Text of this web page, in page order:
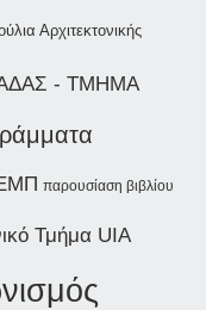
Αρχιτεκτονικής
- ΤΜΗΜΑ
παρουσίαση βιβλίου
Τμήμα UIA